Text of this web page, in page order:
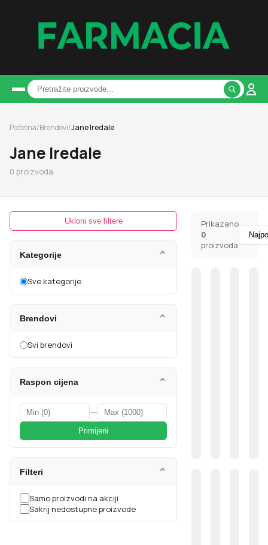
Početna/Brendovi/Jane Iredale
Jane Iredale
0 proizvoda
Ukloni sve filtere
Kategorije ⌄
Sve kategorije
Brendovi ⌄
Svi brendovi
Raspon cijena ⌄
—
Primijeni
Filteri ⌄
Samo proizvodi na akciji
Sakrij nedostupne proizvode
Prikazano
0
proizvoda